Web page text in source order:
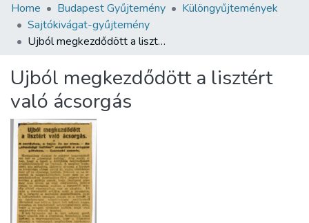
Communities & Collections
All of DSpace
About us
Home Budapest Gyűjtemény
Különgyűjtemények
Sajtókivágat-gyűjtemény
Ujból megkezdődött a lisztért való ácsorgás
Ujból megkezdődött a lisztért
való ácsorgás